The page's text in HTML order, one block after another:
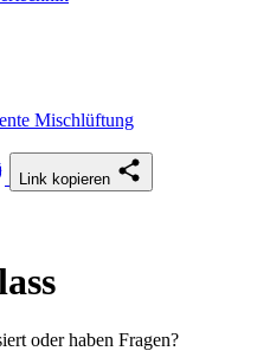
Mischlüftung
Link kopieren
oder haben Fragen?